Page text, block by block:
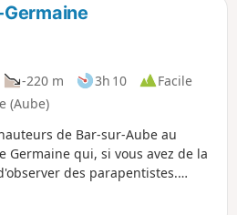
-220 m 3h 10
Facile
(Aube)
de Bar-sur-Aube au
Germaine qui, si vous avez de la
des parapentistes.